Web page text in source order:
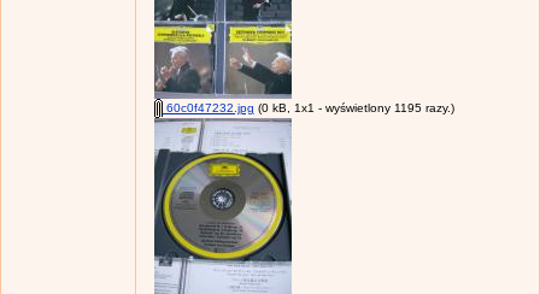
60c0f47232.jpg (0 kB, 1x1 - wyświetlony 1195 razy.)